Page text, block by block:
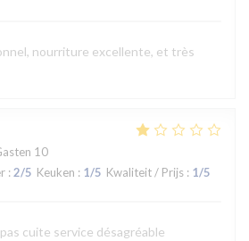
nourriture excellente, et très
10
: 2/5 Keuken : 1/5 Kwaliteit / Prijs : 1/5
cuite service désagréable